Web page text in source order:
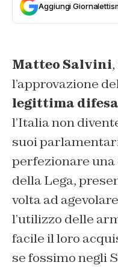
Aggiungi
Matteo Salvini
l’approvazione
legittima difesa
l’Italia non
suoi
perfezionare
della Lega,
volta ad
l’utilizzo delle
facile il loro
se fossimo negli